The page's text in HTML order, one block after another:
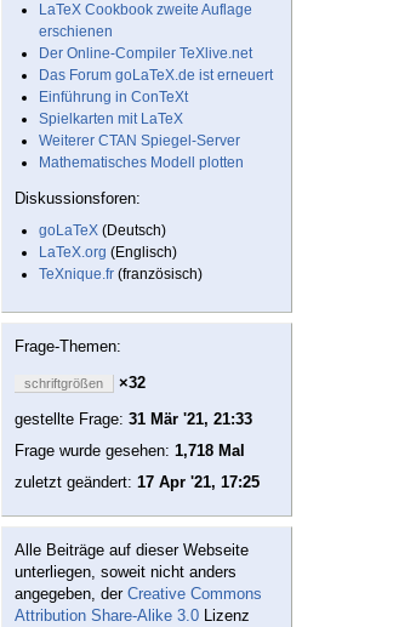
LaTeX Cookbook zweite Auflage
erschienen
Der Online-Compiler TeXlive.net
Das Forum goLaTeX.de ist erneuert
Einführung in ConTeXt
Spielkarten mit LaTeX
Weiterer CTAN Spiegel-Server
Mathematisches Modell plotten
Diskussionsforen:
goLaTeX (Deutsch)
LaTeX.org (Englisch)
TeXnique.fr (französisch)
Frage-Themen:
schriftgrößen
×32
gestellte Frage: 31 Mär '21, 21:33
Frage wurde gesehen: 1,718 Mal
zuletzt geändert: 17 Apr '21, 17:25
Alle Beiträge auf dieser Webseite
unterliegen, soweit nicht anders
angegeben, der Creative Commons
Attribution Share-Alike 3.0 Lizenz